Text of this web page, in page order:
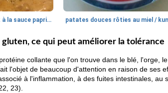
paprika huhn (poulet à la sauce paprika).
gluten, ce qui peut améliorer la tolérance
collante que l'on trouve dans le blé, l'orge,
l'objet de beaucoup d'attention en raison de ses
à l'inflammation, à des fuites intestinales,
23).